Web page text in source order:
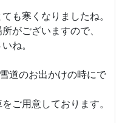
も寒くなりましたね。
がございますので、
ね。
道のお出かけの時にで
ご用意しております。